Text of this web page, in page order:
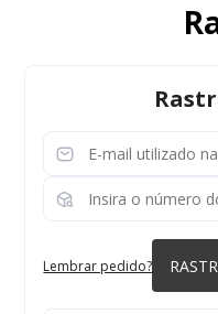
Lembrar pedido?